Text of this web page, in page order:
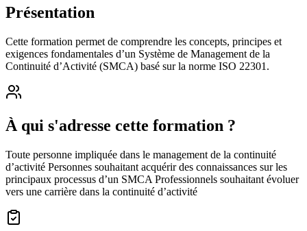
Présentation
Cette formation permet de comprendre les concepts, principes et
exigences fondamentales d’un Système de Management de la
Continuité d’Activité (SMCA) basé sur la norme ISO 22301.
À qui s'adresse cette formation ?
Toute personne impliquée dans le management de la continuité
d’activité Personnes souhaitant acquérir des connaissances sur les
principaux processus d’un SMCA Professionnels souhaitant évoluer
vers une carrière dans la continuité d’activité